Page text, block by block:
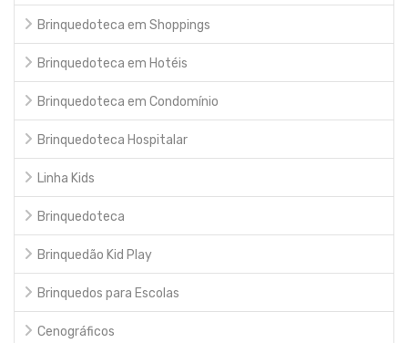
Brinquedoteca em Shoppings
Brinquedoteca em Hotéis
Brinquedoteca em Condomínio
Brinquedoteca Hospitalar
Linha Kids
Brinquedoteca
Brinquedão Kid Play
Brinquedos para Escolas
Cenográficos